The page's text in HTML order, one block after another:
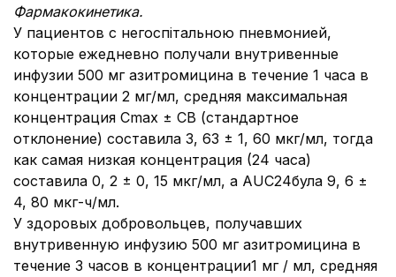
Фармакокинетика.
У пациентов с негоспітальною пневмонией,
которые ежедневно получали внутривенные
инфузии 500 мг азитромицина в течение 1 часа в
концентрации 2 мг/мл, средняя максимальная
концентрация Cmax ± СВ (стандартное
отклонение) составила 3, 63 ± 1, 60 мкг/мл, тогда
как самая низкая концентрация (24 часа)
составила 0, 2 ± 0, 15 мкг/мл, а AUC24була 9, 6 ±
4, 80 мкг-ч/мл.
У здоровых добровольцев, получавших
внутривенную инфузию 500 мг азитромицина в
течение 3 часов в концентрации1 мг / мл, средняя